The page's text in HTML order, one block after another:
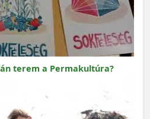
terem a Permakultúra?